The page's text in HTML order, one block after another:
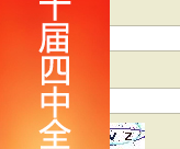
密 码
验证码